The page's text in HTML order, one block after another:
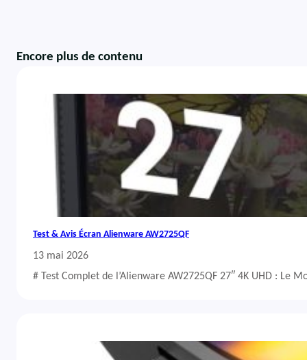
Encore plus de contenu
Test & Avis Écran Alienware AW2725QF
13 mai 2026
# Test Complet de l’Alienware AW2725QF 27″ 4K UHD : Le